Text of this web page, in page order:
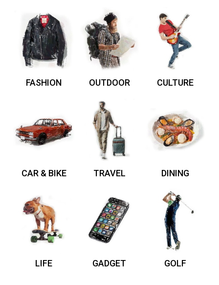
FASHION OUTDOOR CULTURE
CAR & BIKE TRAVEL DINING
LIFE GADGET GOLF